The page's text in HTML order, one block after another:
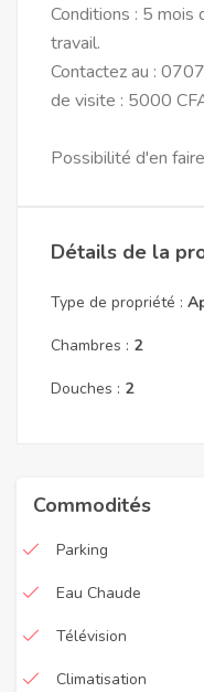
Conditions : 5
travail.
Contactez au :
de visite : 5000
Possibilité d'en
Détails de la
Type de propriété :
Chambres : 2
Douches : 2
Commodités
Parking
Eau Chaude
Télévision
Climatisation